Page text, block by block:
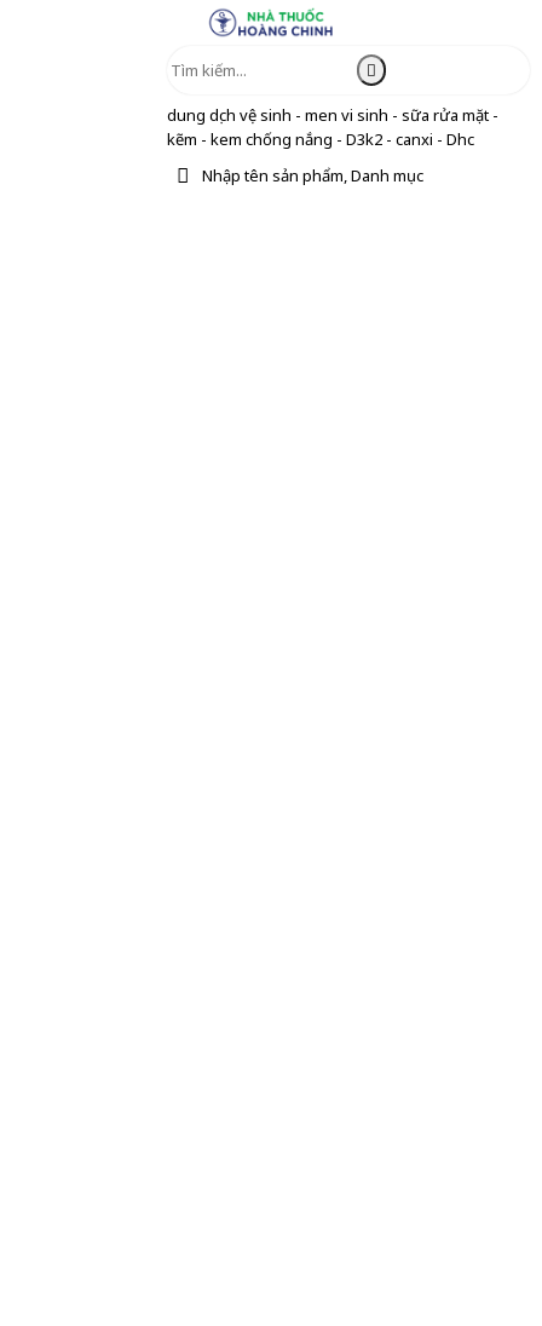
dung dịch vệ sinh - men vi sinh - sữa rửa mặt -
kẽm - kem chống nắng - D3k2 - canxi - Dhc
Nhập tên sản phẩm, Danh mục